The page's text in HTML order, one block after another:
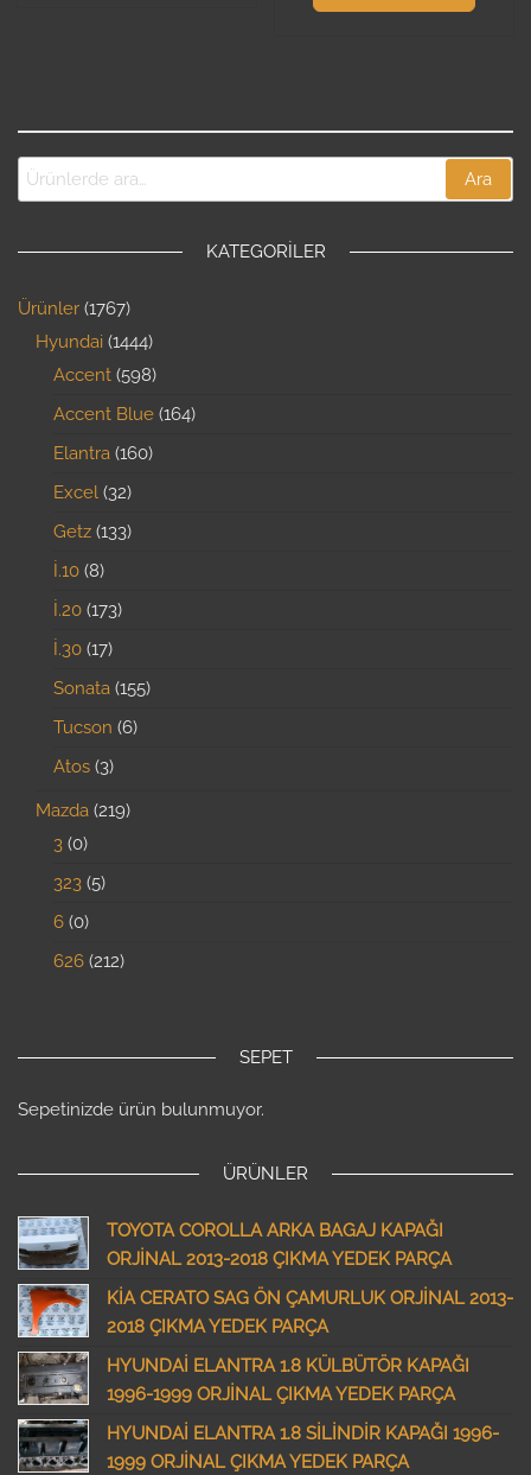
Ara
KATEGORILER
Ürünler 1767
Hyundai 1444
Accent 598
Accent Blue 164
Elantra 160
Excel 32
Getz 133
İ.10 8
İ.20 173
İ.30 17
Sonata 155
Tucson 6
Atos 3
Mazda 219
3 0
323 5
6 0
626 212
SEPET
Sepetinizde ürün bulunmuyor.
ÜRÜNLER
TOYOTA COROLLA ARKA BAGAJ KAPAĞI
ORJİNAL 2013-2018 ÇIKMA YEDEK PARÇA
KİA CERATO SAG ÖN ÇAMURLUK ORJİNAL 2013-
2018 ÇIKMA YEDEK PARÇA
HYUNDAİ ELANTRA 1.8 KÜLBÜTÖR KAPAĞI
1996-1999 ORJİNAL ÇIKMA YEDEK PARÇA
HYUNDAİ ELANTRA 1.8 SİLİNDİR KAPAĞI 1996-
1999 ORJİNAL ÇIKMA YEDEK PARÇA